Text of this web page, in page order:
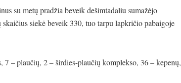
su metų pradžia beveik dešimtadaliu sumažėjo
siekė beveik 330, tuo tarpu lapkričio pabaigoje
– plaučių, 2 – širdies-plaučių komplekso, 36 – kepenų,